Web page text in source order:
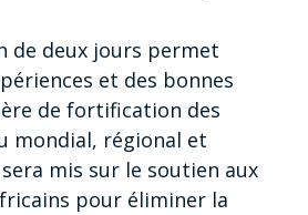
de deux jours permet
et des bonnes
de fortification des
mondial, régional et
mis sur le soutien aux
pour éliminer la